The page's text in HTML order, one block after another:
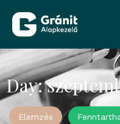
Day:
Elemzés